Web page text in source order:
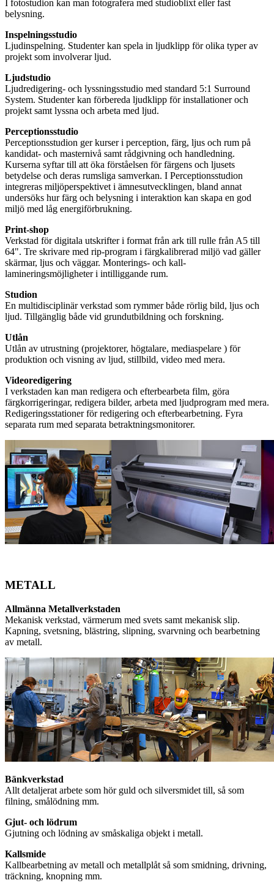
I fotostudion kan man fotografera med studioblixt eller fast
belysning.
Inspelningsstudio
Ljudinspelning. Studenter kan spela in ljudklipp för olika typer av
projekt som involverar ljud.
Ljudstudio
Ljudredigering- och lyssningsstudio med standard 5:1 Surround
System. Studenter kan förbereda ljudklipp för installationer och
projekt samt lyssna och arbeta med ljud.
Perceptionsstudio
Perceptionsstudion ger kurser i perception, färg, ljus och rum på
kandidat- och masternivå samt rådgivning och handledning.
Kurserna syftar till att öka förståelsen för färgens och ljusets
betydelse och deras rumsliga samverkan. I Perceptionsstudion
integreras miljöperspektivet i ämnesutvecklingen, bland annat
undersöks hur färg och belysning i interaktion kan skapa en god
miljö med låg energiförbrukning.
Print-shop
Verkstad för digitala utskrifter i format från ark till rulle från A5 till
64". Tre skrivare med rip-program i färgkalibrerad miljö vad gäller
skärmar, ljus och väggar. Monterings- och kall-
lamineringsmöjligheter i intilliggande rum.
Studion
En multidisciplinär verkstad som rymmer både rörlig bild, ljus och
ljud. Tillgänglig både vid grundutbildning och forskning.
Utlån
Utlån av utrustning (projektorer, högtalare, mediaspelare ) för
produktion och visning av ljud, stillbild, video med mera.
Videoredigering
I verkstaden kan man redigera och efterbearbeta film, göra
färgkorrigeringar, redigera bilder, arbeta med ljudprogram med mera.
Redigeringsstationer för redigering och efterbearbetning. Fyra
separata rum med separata betraktningsmonitorer.
METALL
Allmänna Metallverkstaden
Mekanisk verkstad, värmerum med svets samt mekanisk slip.
Kapning, svetsning, blästring, slipning, svarvning och bearbetning
av metall.
Bänkverkstad
Allt detaljerat arbete som hör guld och silversmidet till, så som
filning, smålödning mm.
Gjut- och lödrum
Gjutning och lödning av småskaliga objekt i metall.
Kallsmide
Kallbearbetning av metall och metallplåt så som smidning, drivning,
träckning, knopning mm.